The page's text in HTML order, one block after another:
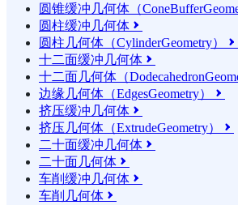
圆锥缓冲几何体（
圆柱缓冲几何体 
圆柱几何体（CylinderGeometry） 
十二面缓冲几何体 
十二面几何体（
边缘几何体（EdgesGeometry） 
挤压缓冲几何体 
挤压几何体（ExtrudeGeometry） 
二十面缓冲几何体 
二十面几何体 
车削缓冲几何体 
车削几何体 